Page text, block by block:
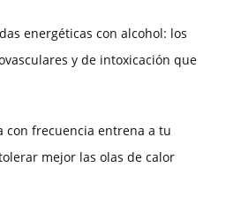
energéticas con alcohol: los
y de intoxicación que
con frecuencia entrena a tu
mejor las olas de calor